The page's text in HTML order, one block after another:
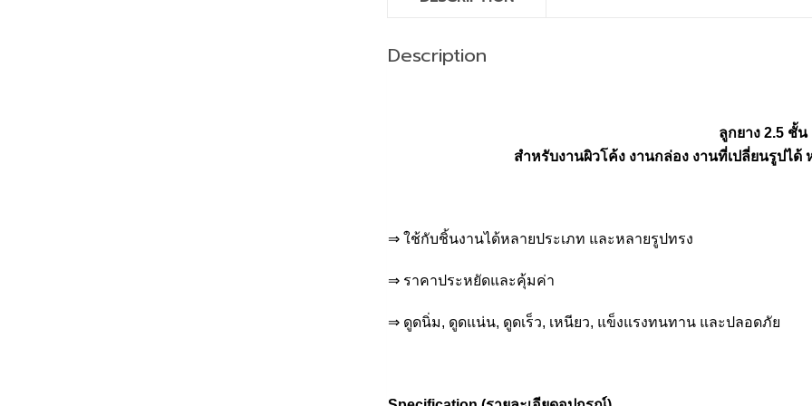
Description
ลูกยาง 2.5 ชั้น
สำหรับงานผิวโค้ง งานกล่อง งานที่เปลี่ยนรูปไ
⇒ ใช้กับชิ้นงานได้หลายประเภท และหลายรูปทรง
⇒ ราคาประหยัดและคุ้มค่า
⇒ ดูดนิ่ม, ดูดแน่น, ดูดเร็ว, เหนียว, แข็งแรงทนทาน และปลอดภัย